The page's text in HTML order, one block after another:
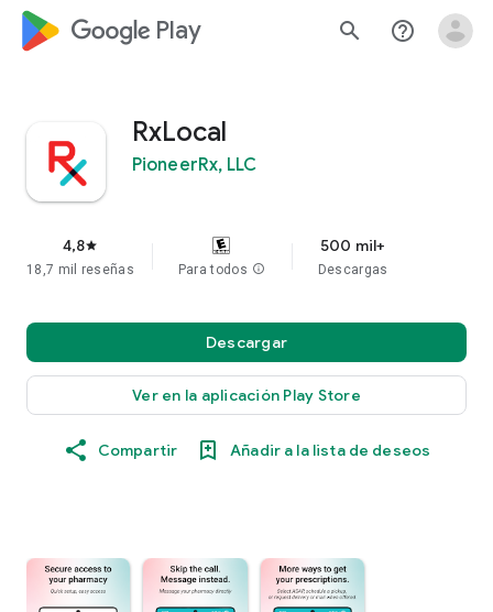
google_logo Play search help_outline
RxLocal
PioneerRx, LLC
4,8star
18,7 mil reseñas Para todos info
500 mil+
Descargas
Descargar
Ver en la aplicación Play Store
Compartir Añadir a la lista de deseos